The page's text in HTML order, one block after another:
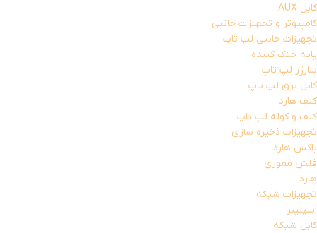
کابل AUX
کامپیوتر و تجهیزات جانبی
تجهیزات جانبی لپ تاپ
پایه خنک کننده
شارژر لپ تاپ
کابل برق لپ تاپ
کیف هارد
کیف و کوله لپ تاپ
تجهیزات ذخیره سازی
باکس هارد
فلش مموری
هارد
تجهیزات شبکه
اسپلیتر
کابل شبکه